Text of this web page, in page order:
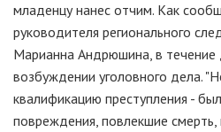
младенцу нанес отчим. Как
руководителя регионального
Марианна Андрюшина, в
возбуждении уголовного дела.
квалификацию преступления -
повреждения, повлекшие